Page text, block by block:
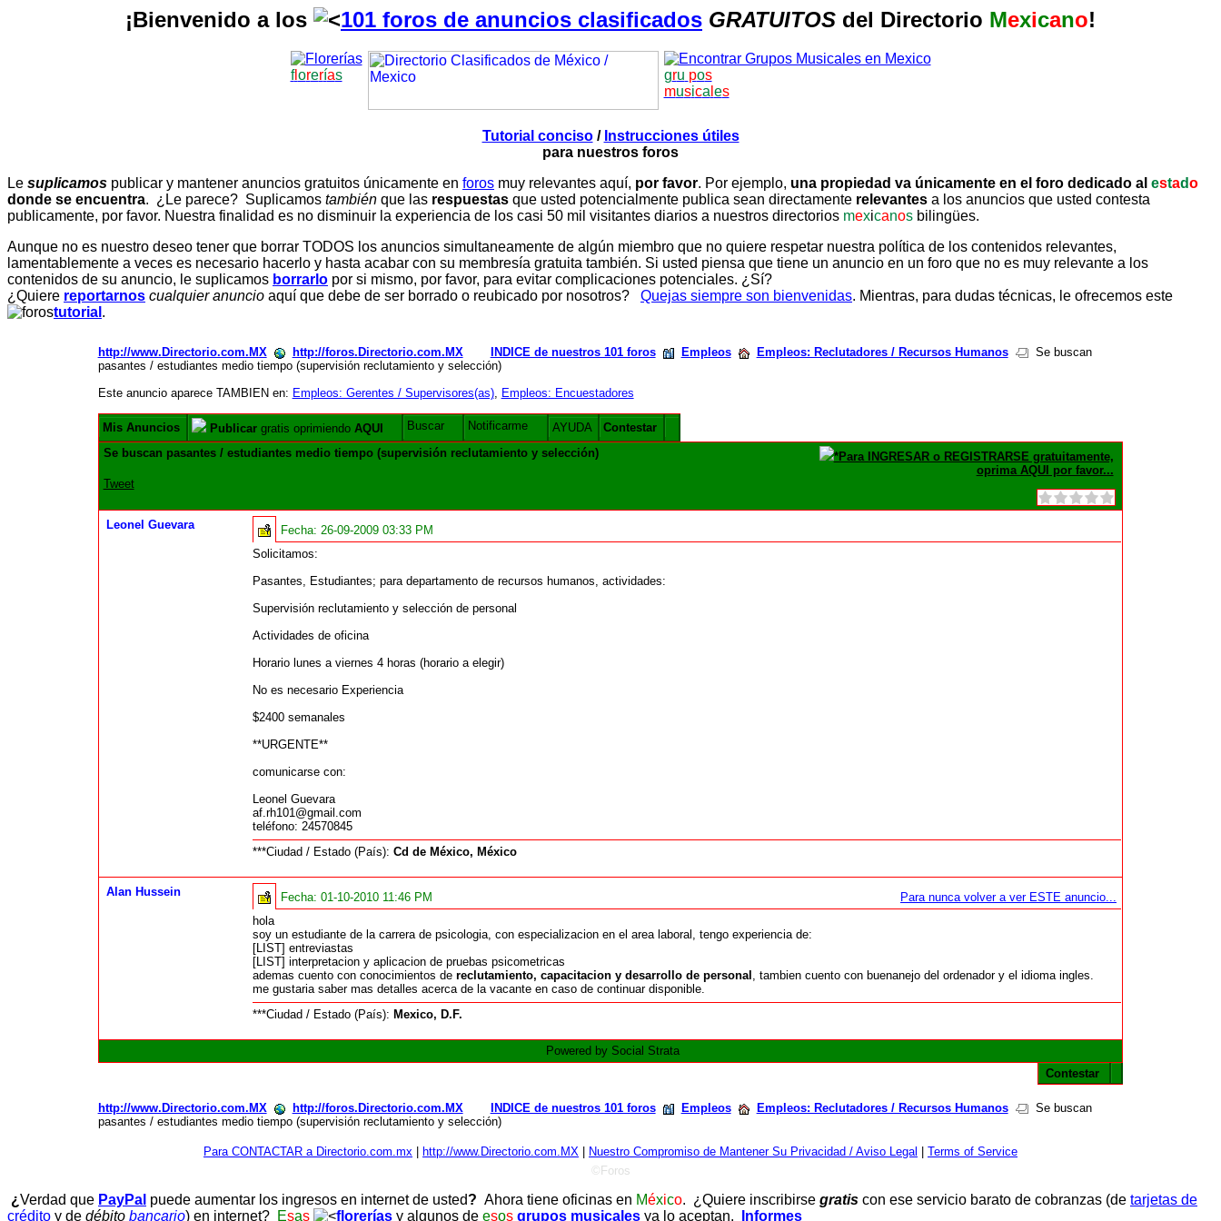
¡Bienvenido a los 101 foros de anuncios clasificados GRATUITOS del Directorio Mexicano!
florerías gru pos
musica es
Tutorial conciso/ Instrucciones útiles
para nuestros foros
Le suplicamos publicar y mantener anuncios gratuitos únicamente en foros muy relevantes aquí, por favor. Por ejemplo, una propiedad va únicamente en el foro dedicado al estado
donde se encuentra. ¿Le parece? Suplicamos también que las respuestas que usted potencialmente publica sean directamente relevantes a los anuncios que usted contesta
publicamente, por favor. Nuestra finalidad es no disminuir la experiencia de los casi 50 mil visitantes diarios a nuestros directorios mexicanos bilingües.
Aunque no es nuestro deseo tener que borrar TODOS los anuncios simultaneamente de algún miembro que no quiere respetar nuestra política de los contenidos relevantes,
lamentablemente a veces es necesario hacerlo y hasta acabar con su membresía gratuita también. Si usted piensa que tiene un anuncio en un foro que no es muy relevante a los
contenidos de su anuncio, le suplicamos borrarlo por si mismo, por favor, para evitar complicaciones potenciales. ¿Sí?
¿Quiere reportarnos cualquier anuncio aquí que debe de ser borrado o reubicado por nosotros? Quejas siempre son bienvenidas. Mientras, para dudas técnicas, le ofrecemos este
tutorial .
http://www.Directorio.com.MX http://foros.Directorio.com.MX INDICE de nuestros 101 foros Empleos Empleos: Reclutadores / Recursos Humanos
Se buscan
pasantes / estudiantes medio tiempo (supervisión reclutamiento y selección)
Este anuncio aparece TAMBIEN en: Empleos: Gerentes / Supervisores(as), Empleos: Encuestadores
Mis Anuncios Publicargratis oprimiendo AQUI Buscar Notificarme AYUDA
Contestar
Se buscan pasantes / estudiantes medio tiempo (supervisión reclutamiento y selección)
Tweet
*Para INGRESAR o REGISTRARSE gratuitamente,
oprima AQUI por favor...
Leonel Guevara Fecha: 26-09-2009 03:33 PM
Solicitamos:
Pasantes, Estudiantes; para departamento de recursos humanos, actividades:
Supervisión reclutamiento y selección de personal
Actividades de oficina
Horario lunes a viernes 4 horas (horario a elegir)
No es necesario Experiencia
$2400 semanales
**URGENTE**
comunicarse con:
Leonel Guevara
af.rh101@gmail.com
teléfono: 24570845
***Ciudad / Estado (País): Cd de México, México
Alan Hussein Fecha: 01-10-2010 11:46 PM
Para nunca volver a ver ESTE anuncio...
hola
soy un estudiante de la carrera de psicologia, con especializacion en el area laboral, tengo experiencia de:
[LIST] entreviastas
[LIST] interpretacion y aplicacion de pruebas psicometricas
ademas cuento con conocimientos de reclutamiento, capacitacion y desarrollo de personal , tambien cuento con buenanejo del ordenador y el idioma ingles.
me gustaria saber mas detalles acerca de la vacante en caso de continuar disponible.
***Ciudad / Estado (País): Mexico, D.F.
Powered by Social Strata
Contestar
http://www.Directorio.com.MX http://foros.Directorio.com.MX INDICE de nuestros 101 foros Empleos Empleos: Reclutadores / Recursos Humanos
Se buscan
pasantes / estudiantes medio tiempo (supervisión reclutamiento y selección)
Para CONTACTAR a Directorio.com.mx http://www.Directorio.com.MX Nuestro Compromiso de Mantener Su Privacidad / Aviso Legal
Terms of Service
©Foros
¿Verdad que PayPal puede aumentar los ingresos en internet de usted? Ahora tiene oficinas en México. ¿Quiere inscribirse gratis con ese servicio barato de cobranzas (de tarjetas de
crédito y de débito bancario) en internet? Esas florerías y algunos de esos grupos musicales ya lo aceptan. Informes